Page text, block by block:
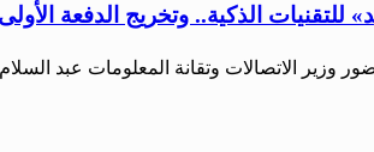
للتقنيات الذكية.. وتخريج الدفعة
وزير الاتصالات وتقانة المعلومات عبد